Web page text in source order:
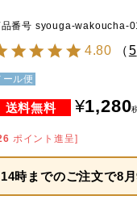
番号 syouga-wakoucha-
4.80 （5
ール便
¥1,280
ポイント進呈]
14時までのご注文で8